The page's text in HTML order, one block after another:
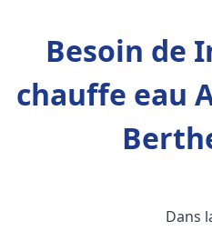
Besoin de
chauffe eau
Dans